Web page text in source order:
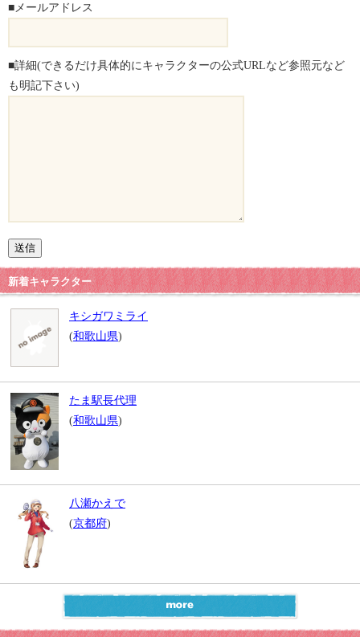
■メールアドレス
■詳細(できるだけ具体的にキャラクターの公式URLなど参照元など
も明記下さい)
新着キャラクター
キシガワミライ
(和歌山県)
たま駅長代理
(和歌山県)
八瀬かえで
(京都府)